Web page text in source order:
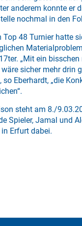
anderem konnte er
nochmal in den
48 Turnier hatte
„Mit ein
sicher mehr drin
so Eberhardt, „die
steht am 8./
Spieler, Jamal und
Erfurt dabei.